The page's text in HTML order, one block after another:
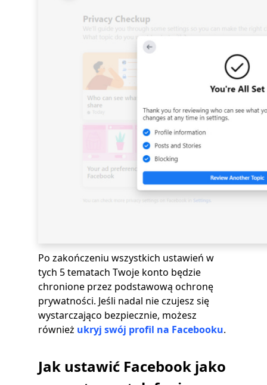
Po zakończeniu wszystkich ustawień w
tych 5 tematach Twoje konto będzie
chronione przez podstawową ochronę
prywatności. Jeśli nadal nie czujesz się
wystarczająco bezpiecznie, możesz
również ukryj swój profil na Facebooku.
Jak ustawić Facebook jako